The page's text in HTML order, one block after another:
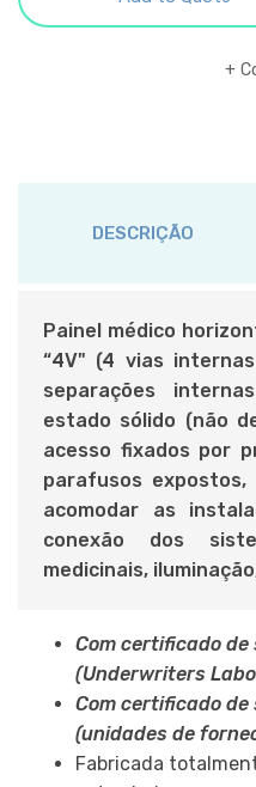
DESCRIÇÃO
Painel médico
“4V" (4 vias
separações
estado sólido (não
acesso fixados por
parafusos
acomodar as
conexão dos
medicinais,
Com certificado de
(Underwriters
Com certificado de
(unidades de
Fabricada